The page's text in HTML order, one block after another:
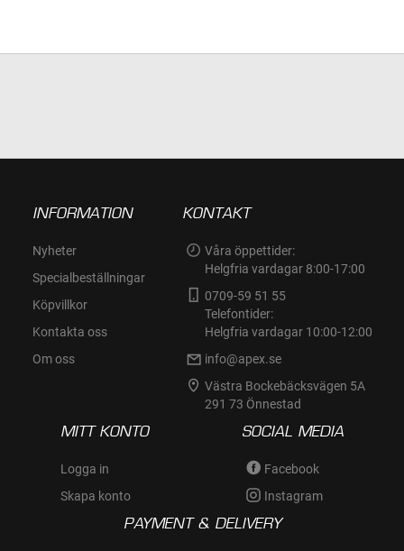
INFORMATION
Nyheter
Specialbeställningar
Köpvillkor
Kontakta oss
Om oss
KONTAKT
Våra öppettider:
Helgfria vardagar 8:00-17:00
0709-59 51 55
Telefontider:
Helgfria vardagar 10:00-12:00
info@apex.se
Västra Bockebäcksvägen 5A
291 73 Önnestad
MITT KONTO
Logga in
Skapa konto
SOCIAL MEDIA
Facebook
Instagram
PAYMENT & DELIVERY